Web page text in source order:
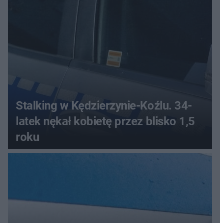
Stalking w Kędzierzynie-Koźlu. 34-
latek nękał kobietę przez blisko 1,5
roku